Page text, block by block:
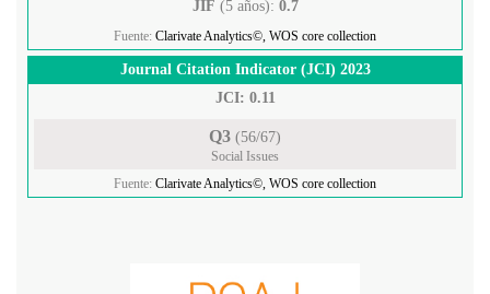
JIF (5 años): 0.7
Fuente: Clarivate Analytics©, WOS core collection
Journal Citation Indicator (JCI) 2023
JCI: 0.11
Q3 (56/67)
Social Issues
Fuente: Clarivate Analytics©, WOS core collection